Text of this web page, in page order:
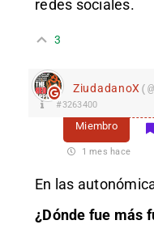
redes sociales.
3
ZiudadanoX
#3263400
Miembro
1 mes hace
En las
¿Dónde fue más